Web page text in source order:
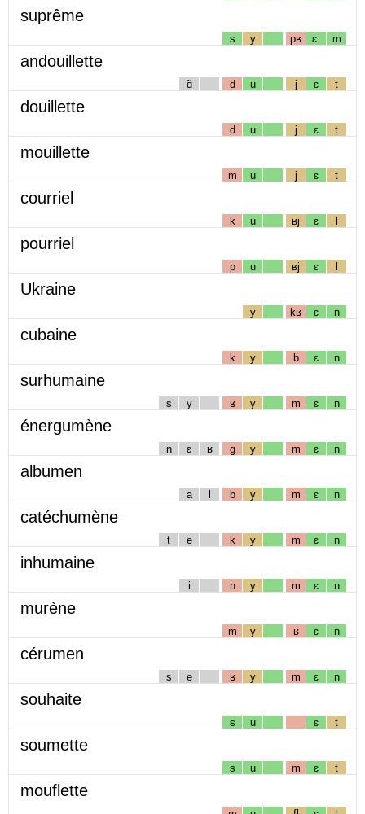
suprême
s y pʁ ɛː m
andouillette
ɑ̃ d u j ɛ t
douillette
d u j ɛ t
mouillette
m u j ɛ t
courriel
k u ʁj ɛ l
pourriel
p u ʁj ɛ l
Ukraine
y kʁ ɛ n
cubaine
k y b ɛ n
surhumaine
s y ʁ y m ɛ n
énergumène
n ɛ ʁ g y m ɛ n
albumen
a l b y m ɛ n
catéchumène
t e k y m ɛ n
inhumaine
i n y m ɛ n
murène
m y ʁ ɛ n
cérumen
s e ʁ y m ɛ n
souhaite
s u ɛ t
soumette
s u m ɛ t
mouflette